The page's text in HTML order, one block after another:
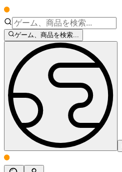
ゲーム、商品を検索...